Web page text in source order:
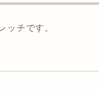
ッチです。